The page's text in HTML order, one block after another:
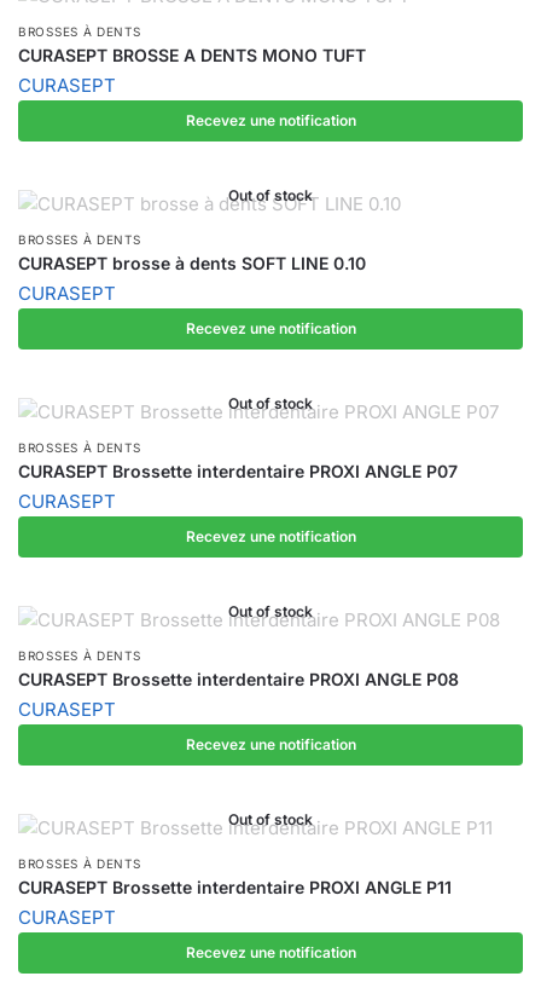
BROSSES À DENTS
CURASEPT BROSSE A DENTS MONO TUFT
CURASEPT
Recevez une notification
Out of stock
BROSSES À DENTS
CURASEPT brosse à dents SOFT LINE 0.10
CURASEPT
Recevez une notification
Out of stock
BROSSES À DENTS
CURASEPT Brossette interdentaire PROXI ANGLE P07
CURASEPT
Recevez une notification
Out of stock
BROSSES À DENTS
CURASEPT Brossette interdentaire PROXI ANGLE P08
CURASEPT
Recevez une notification
Out of stock
BROSSES À DENTS
CURASEPT Brossette interdentaire PROXI ANGLE P11
CURASEPT
Recevez une notification